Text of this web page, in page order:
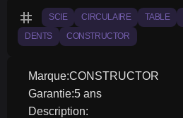
tag SCIE CIRCULAIRE TABLE
DENTS CONSTRUCTOR
Marque:CONSTRUCTOR
Garantie:5 ans
Description: